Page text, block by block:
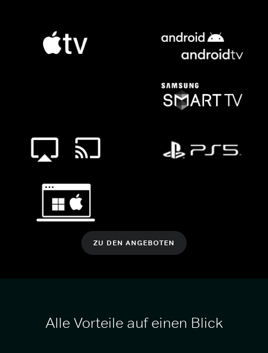
ZU DEN ANGEBOTEN
Alle Vorteile auf einen Blick